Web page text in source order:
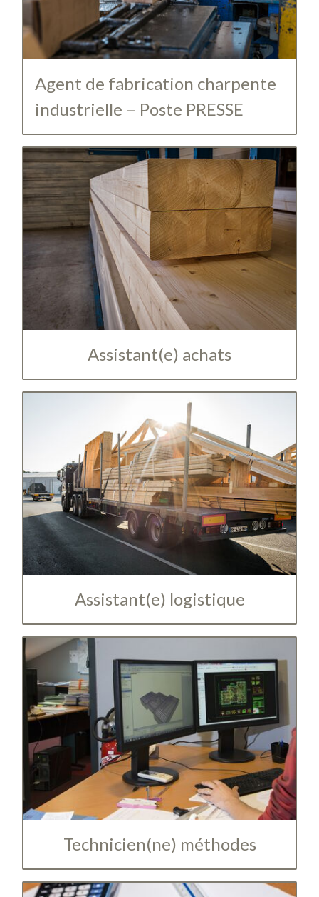
Agent de fabrication charpente
industrielle – Poste PRESSE
Assistant(e) achats
Assistant(e) logistique
Technicien(ne) méthodes